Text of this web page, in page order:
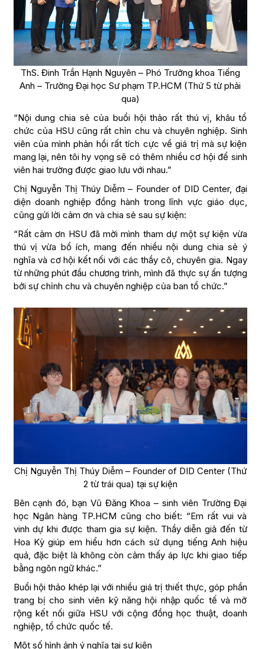
ThS. Đinh Trần Hạnh Nguyên – Phó Trưởng khoa Tiếng
Anh – Trường Đại học Sư phạm TP.HCM (Thứ 5 từ phải
qua)
“Nội dung chia sẻ của buổi hội thảo rất thú vị, khâu tổ
chức của HSU cũng rất chỉn chu và chuyên nghiệp. Sinh
viên của mình phản hồi rất tích cực về giá trị mà sự kiện
mang lại, nên tôi hy vọng sẽ có thêm nhiều cơ hội để sinh
viên hai trường được giao lưu với nhau.”
Chị Nguyễn Thị Thúy Diễm – Founder of DID Center, đại
diện doanh nghiệp đồng hành trong lĩnh vực giáo dục,
cũng gửi lời cảm ơn và chia sẻ sau sự kiện:
“Rất cảm ơn HSU đã mời mình tham dự một sự kiện vừa
thú vị vừa bổ ích, mang đến nhiều nội dung chia sẻ ý
nghĩa và cơ hội kết nối với các thầy cô, chuyên gia. Ngay
từ những phút đầu chương trình, mình đã thực sự ấn tượng
bởi sự chỉnh chu và chuyên nghiệp của ban tổ chức.”
Chị Nguyễn Thị Thúy Diễm – Founder of DID Center (Thứ
2 từ trái qua) tại sự kiện
Bên cạnh đó, bạn Vũ Đăng Khoa – sinh viên Trường Đại
học Ngân hàng TP.HCM cũng cho biết: “Em rất vui và
vinh dự khi được tham gia sự kiện. Thầy diễn giả đến từ
Hoa Kỳ giúp em hiểu hơn cách sử dụng tiếng Anh hiệu
quả, đặc biệt là không còn cảm thấy áp lực khi giao tiếp
bằng ngôn ngữ khác.”
Buổi hội thảo khép lại với nhiều giá trị thiết thực, góp phần
trang bị cho sinh viên kỹ năng hội nhập quốc tế và mở
rộng kết nối giữa HSU với cộng đồng học thuật, doanh
nghiệp, tổ chức quốc tế.
Một số hình ảnh ý nghĩa tại sự kiện